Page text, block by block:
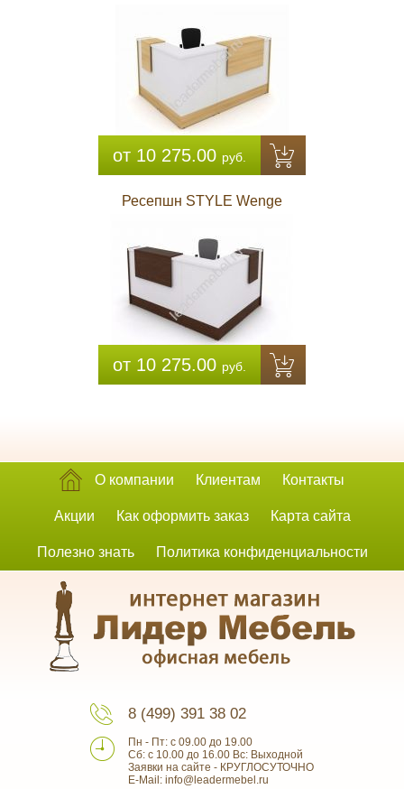
от 10 275.00 руб.
Ресепшн STYLE Wenge
от 10 275.00 руб.
О компании Клиентам Контакты
Акции Как оформить заказ Карта сайта
Полезно знать Политика конфиденциальности
8 (499) 391 38 02
Пн - Пт: с 09.00 до 19.00
Сб: с 10.00 до 16.00 Вс: Выходной
Заявки на сайте - КРУГЛОСУТОЧНО
E-Mail: info@leadermebel.ru